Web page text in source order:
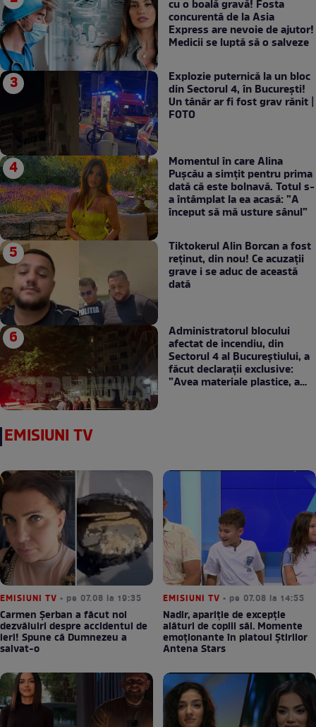
cu o boală gravă! Fosta
concurentă de la Asia
Express are nevoie de ajutor!
Medicii se luptă să o salveze
Explozie puternică la un bloc
din Sectorul 4, în București!
Un tânăr ar fi fost grav rănit |
FOTO
Momentul în care Alina
Pușcău a simțit pentru prima
dată că este bolnavă. Totul s-
a întâmplat la ea acasă: ”A
început să mă usture sânul”
Tiktokerul Alin Borcan a fost
reținut, din nou! Ce acuzații
grave i se aduc de această
dată
Administratorul blocului
afectat de incendiu, din
Sectorul 4 al Bucureștiului, a
făcut declarații exclusive:
”Avea materiale plastice, a
EMISIUNI TV
EMISIUNI TV • pe 07.08 la 19:35
Carmen Șerban a făcut noi
dezvăluiri despre accidentul de
ieri! Spune că Dumnezeu a
salvat-o
EMISIUNI TV • pe 07.08 la 14:55
Nadir, apariție de excepție
alături de copiii săi. Momente
emoționante în platoul Știrilor
Antena Stars